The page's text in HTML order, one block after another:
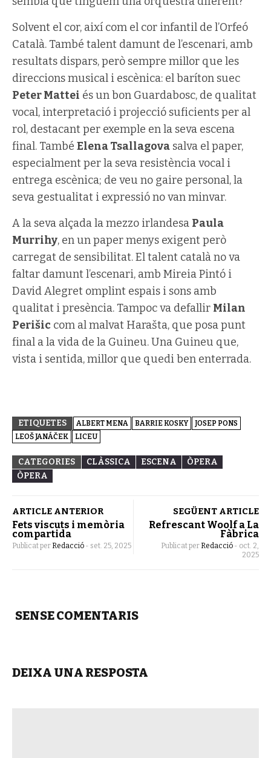
Solvent el cor, així com el cor infantil de l’Orfeó
Català. També talent damunt de l’escenari, amb
resultats dispars, però sempre millor que les
direccions musical i escènica: el baríton suec
Peter Mattei és un bon Guardabosc, de qualitat
vocal, interpretació i projecció suficients per al
rol, destacant per exemple en la seva escena
final. També Elena Tsallagova salva el paper,
especialment per la seva resistència vocal i
entrega escènica; de veu no gaire personal, la
seva gestualitat i expressió no van minvar.
A la seva alçada la mezzo irlandesa Paula
Murrihy, en un paper menys exigent però
carregat de sensibilitat. El talent català no va
faltar damunt l’escenari, amb Mireia Pintó i
David Alegret omplint espais i sons amb
qualitat i presència. Tampoc va defallir Milan
Perišic com al malvat Harašta, que posa punt
final a la vida de la Guineu. Una Guineu que,
vista i sentida, millor que quedi ben enterrada.
ETIQUETES ALBERT MENA BARRIE KOSKY
JOSEP PONS
LEOŠ JANÁČEK
LICEU
CATEGORIES CLÀSSICA ESCENA
ÒPERA
ÒPERA
ARTICLE ANTERIOR
Fets viscuts i memòria
compartida
Publicat per Redacció - set. 25, 2025
SEGÜENT ARTICLE
Refrescant Woolf a La
Fàbrica
Publicat per Redacció - oct. 2,
2025
SENSE COMENTARIS
DEIXA UNA RESPOSTA